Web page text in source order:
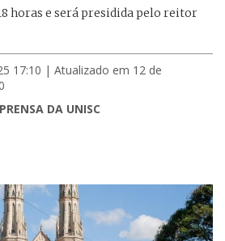
horas e será presidida pelo reitor
17:10 | Atualizado em 12 de
DA UNISC